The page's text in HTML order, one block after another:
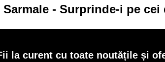
- Surprinde-i pe
la curent cu toate noutățile și